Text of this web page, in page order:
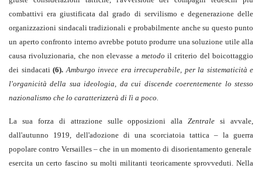
combattivi era giustificata dal grado di servilismo e degenerazione delle
organizzazioni sindacali tradizionali e probabilmente anche su questo punto
un aperto confronto interno avrebbe potuto produrre una soluzione utile alla
causa rivoluzionaria, che non elevasse a metodo il criterio del boicottaggio
dei sindacati (6).Amburgo invece era irrecuperabile, per la sistematicità e
l'organicità della sua ideologia, da cui discende coerentemente lo stesso
nazionalismo che lo caratterizzerà di lì a poco.
La sua forza di attrazione sulle opposizioni allaZentrale si avvale,
dall'autunno 1919, dell'adozione di una scorciatoia tattica – la guerra
popolare contro Versailles – che in un momento di disorientamento generale
esercita un certo fascino su molti militanti teoricamente sprovveduti. Nella